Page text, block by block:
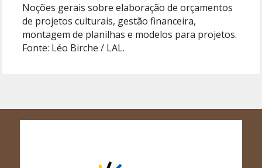
Noções gerais sobre elaboração de orçamentos
de projetos culturais, gestão financeira,
montagem de planilhas e modelos para projetos.
Fonte: Léo Birche / LAL.